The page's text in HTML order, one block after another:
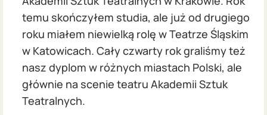
temu skończyłem studia, ale już od drugiego
roku miałem niewielką rolę w Teatrze Śląskim
w Katowicach. Cały czwarty rok graliśmy też
nasz dyplom w różnych miastach Polski, ale
głównie na scenie teatru Akademii Sztuk
Teatralnych.